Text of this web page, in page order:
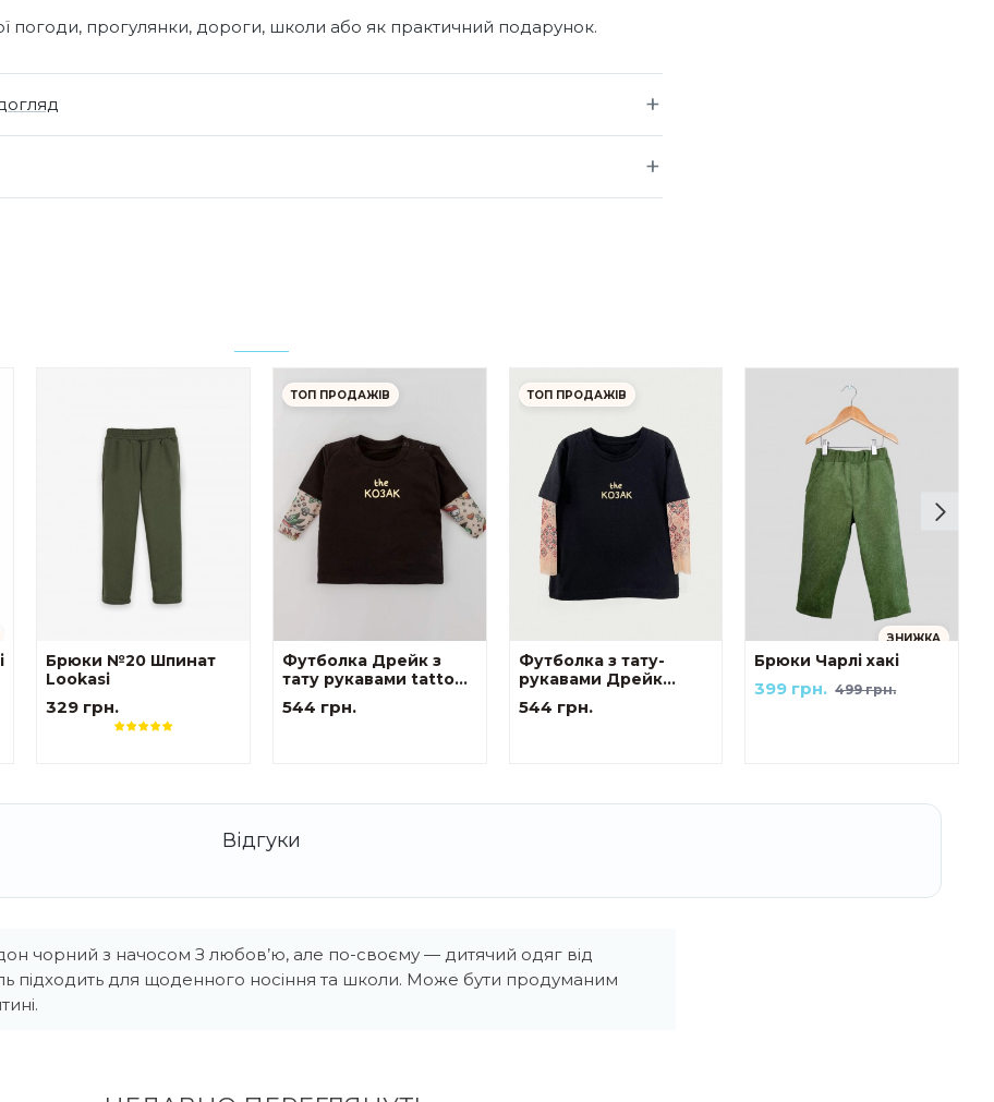
погоди, прогулянки, дороги, школи або як практичний подарунок.
Брюки №20 Шпинат
Lookasi
329 грн.
ТОП ПРОДАЖІВ
Футболка Дрейк з
тату рукавами tattoo
style The козак
544 грн.
ТОП ПРОДАЖІВ
Футболка з тату-
рукавами Дрейк
Українські мотиви
The козак
544 грн.
ЗНИЖКА
Брюки Чарлі хакі
499 грн.
399 грн.
чорний з начосом З любов’ю, але по-своєму — дитячий одяг від
підходить для щоденного носіння та школи. Може бути продуманим